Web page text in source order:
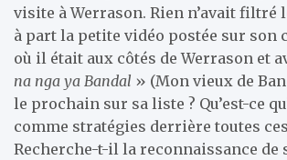
visite à Werrason. Rien n’avait filtré
à part la petite vidéo postée sur son
où il était aux côtés de Werrason et
na nga ya Bandal » (Mon vieux de
le prochain sur sa liste ? Qu’est-ce
comme stratégies derrière toutes
Recherche-t-il la reconnaissance de